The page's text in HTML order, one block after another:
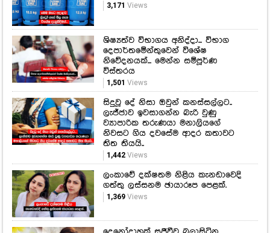
3,171 Views
ශිෂ්‍යත්ව විභාගය අනිද්දා... විභාග
දෙපාර්තමේන්තුවෙන් විශේෂ
නිවේදනයක්... මෙන්න සම්පූර්ණ
විස්තරය
1,501 Views
සිදුවූ දේ නිසා ඔවුන් කනස්සල්ලට..
ලැජ්ජාව ඉවසාගන්න බැරි වුණු
ව්‍යාපාරික තරුණයා මනාලියගේ
නිවසට ගිය දවසේම ආදර කතාවට
තිත තියයි..
1,442Views
ලංකාවේ දක්ෂතම නිළිය කැනඩාවෙදි
ගත්තු ලස්සනම ඡායාරූප පෙළක්.
1,369Views